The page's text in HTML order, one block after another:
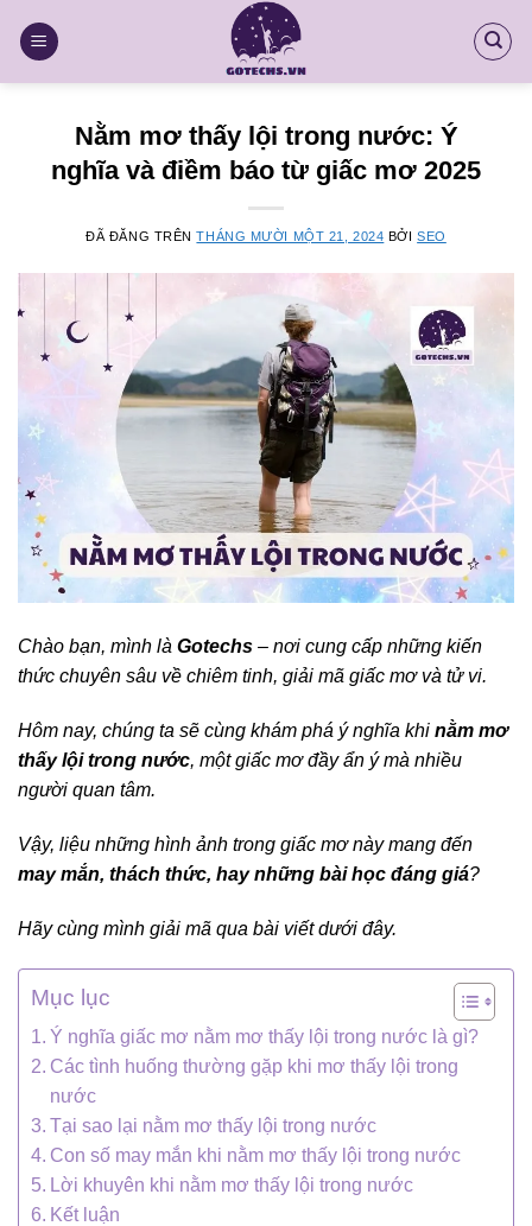
đến
Nằm mơ thấy lội trong nước: Ý
nghĩa và điềm báo từ giấc mơ 2025
ĐÃ ĐĂNG TRÊNTHÁNG MƯỜI MỘT 21, 2024 BỞISEO
Chào bạn, mình là Gotechs – nơi cung cấp những kiến
thức chuyên sâu về chiêm tinh, giải mã giấc mơ và tử vi.
Hôm nay, chúng ta sẽ cùng khám phá ý nghĩa khi nằm mơ
thấy lội trong nước, một giấc mơ đầy ẩn ý mà nhiều
người quan tâm.
Vậy, liệu những hình ảnh trong giấc mơ này mang đến
may mắn, thách thức, hay những bài học đáng giá?
Hãy cùng mình giải mã qua bài viết dưới đây.
Mục lục
Ý nghĩa giấc mơ nằm mơ thấy lội trong nước là gì?
Các tình huống thường gặp khi mơ thấy lội trong
nước
Tại sao lại nằm mơ thấy lội trong nước
Con số may mắn khi nằm mơ thấy lội trong nước
Lời khuyên khi nằm mơ thấy lội trong nước
Kết luận